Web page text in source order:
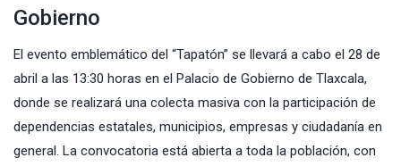
Gobierno
El evento emblemático del “Tapatón” se llevará a cabo el 28 de
abril a las 13:30 horas en el Palacio de Gobierno de Tlaxcala,
donde se realizará una colecta masiva con la participación de
dependencias estatales, municipios, empresas y ciudadanía en
general. La convocatoria está abierta a toda la población, con